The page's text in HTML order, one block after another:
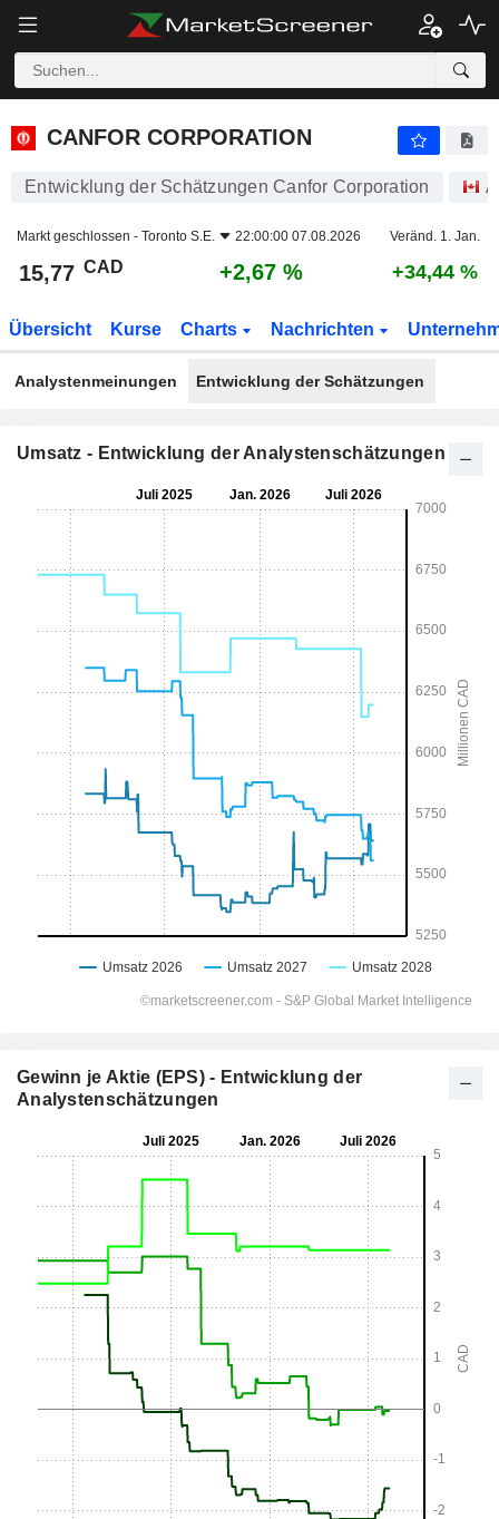
CANFOR CORPORATION
CANFOR CORPORATION
Entwicklung der Schätzungen Canfor Corporation
Markt geschlossen - Toronto S.E. 22:00:00 07.08.2026 Veränd. 1. Jan.
15,77 CAD +2,67 % +34,44 %
Übersicht Kurse Charts Nachrichten
Analystenmeinungen Entwicklung der Schätzungen
Umsatz - Entwicklung der Analystenschätzungen
Gewinn je Aktie (EPS) - Entwicklung der
Analystenschätzungen